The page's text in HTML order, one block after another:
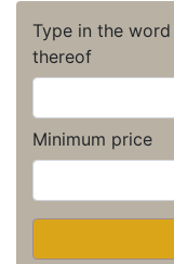
Type in the
thereof
Minimum price